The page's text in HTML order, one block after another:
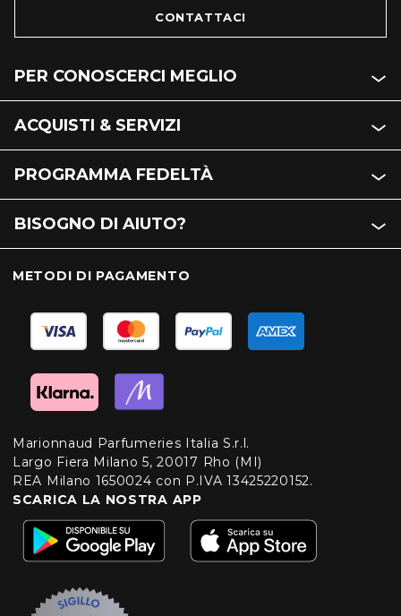
CONTATTACI
PER CONOSCERCI MEGLIO
ACQUISTI & SERVIZI
PROGRAMMA FEDELTÀ
BISOGNO DI AIUTO?
METODI DI PAGAMENTO
Marionnaud Parfumeries Italia S.r.l.
Largo Fiera Milano 5, 20017 Rho (MI)
REA Milano 1650024 con P.IVA 13425220152.
SCARICA LA NOSTRA APP